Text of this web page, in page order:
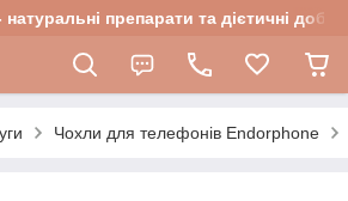
препарати та дієтичні
Чохли для телефонів Endorphone